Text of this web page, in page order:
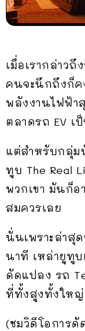
เมื่อเรากล่าวถึ
คนจะนึกถึงก็ค
พลังงานไฟฟ้า
ตลาดรถ EV เ
แต่สำหรับกลุ่ม
ทูบ The Real
พวกเขา มันก็อ
สมควรเลย
นั่นเพราะล่าสุ
นาที เหล่ายูทูบ
ดัดแปลง รถ
ที่ทั้งสูงทั้งใหญ่
(ชมวิดีโอการ